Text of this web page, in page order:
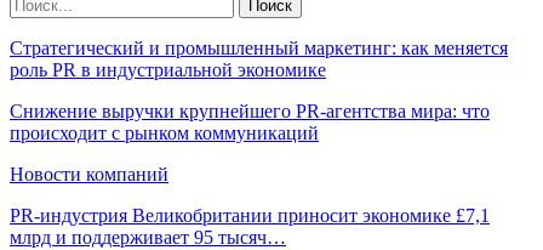
Стратегический и промышленный маркетинг: как меняется
роль PR в индустриальной экономике
Снижение выручки крупнейшего PR-агентства мира: что
происходит с рынком коммуникаций
Новости компаний
PR-индустрия Великобритании приносит экономике £7,1
млрд и поддерживает 95 тысяч…